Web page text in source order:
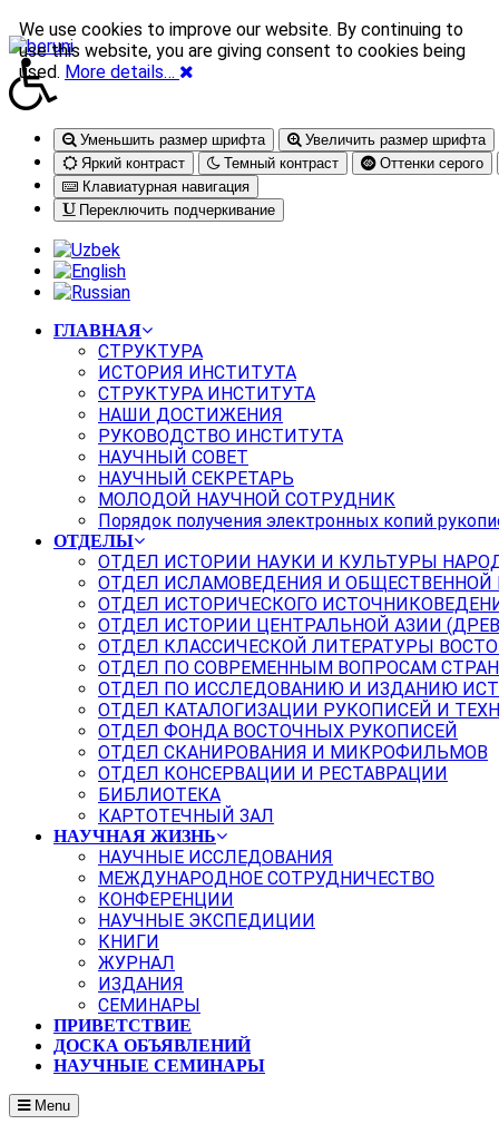
Уменьшить размер шрифта
Увеличить размер шрифта
Яркий контраст
Темный контраст
Оттенки серого
Клавиатурная навигация
Переключить подчеркивание
ГЛАВНАЯ
СТРУКТУРА
ИСТОРИЯ ИНСТИТУТА
СТРУКТУРА ИНСТИТУТА
НАШИ ДОСТИЖЕНИЯ
РУКОВОДСТВО ИНСТИТУТА
НАУЧНЫЙ СОВЕТ
НАУЧНЫЙ СЕКРЕТАРЬ
МОЛОДОЙ НАУЧНОЙ СОТРУДНИК
Порядок получения электронных копий
ОТДЕЛЫ
ОТДЕЛ ИСТОРИИ НАУКИ И КУЛЬТУРЫ
ОТДЕЛ ИСЛАМОВЕДЕНИЯ И
ОТДЕЛ ИСТОРИЧЕСКОГО
ОТДЕЛ ИСТОРИИ ЦЕНТРАЛЬНОЙ АЗИИ
ОТДЕЛ КЛАССИЧЕСКОЙ ЛИТЕРАТУРЫ
ОТДЕЛ ПО СОВРЕМЕННЫМ ВОПРОСАМ
ОТДЕЛ ПО ИССЛЕДОВАНИЮ И ИЗДАНИЮ
ОТДЕЛ КАТАЛОГИЗАЦИИ РУКОПИСЕЙ И
ОТДЕЛ ФОНДА ВОСТОЧНЫХ РУКОПИСЕЙ
ОТДЕЛ СКАНИРОВАНИЯ И МИКРОФИЛЬМОВ
ОТДЕЛ КОНСЕРВАЦИИ И РЕСТАВРАЦИИ
БИБЛИОТЕКА
КАРТОТЕЧНЫЙ ЗАЛ
НАУЧНАЯ ЖИЗНЬ
НАУЧНЫЕ ИССЛЕДОВАНИЯ
МЕЖДУНАРОДНОЕ СОТРУДНИЧЕСТВО
КОНФЕРЕНЦИИ
НАУЧНЫЕ ЭКСПЕДИЦИИ
КНИГИ
ЖУРНАЛ
ИЗДАНИЯ
СЕМИНАРЫ
ПРИВЕТСТВИЕ
ДОСКА ОБЪЯВЛЕНИЙ
НАУЧНЫЕ СЕМИНАРЫ
Menu
We use cookies to improve our website. By continuing to
use this website, you are giving consent to cookies being
used. More details…